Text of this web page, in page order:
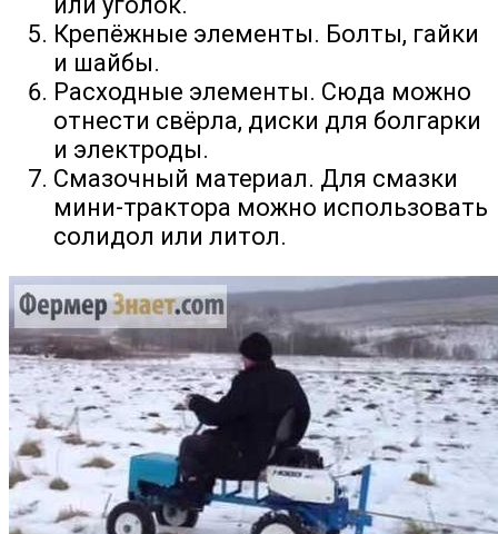
Крепёжные элементы. Болты, гайки
и шайбы.
Расходные элементы. Сюда можно
отнести свёрла, диски для болгарки
и электроды.
Смазочный материал. Для смазки
мини-трактора можно использовать
солидол или литол.